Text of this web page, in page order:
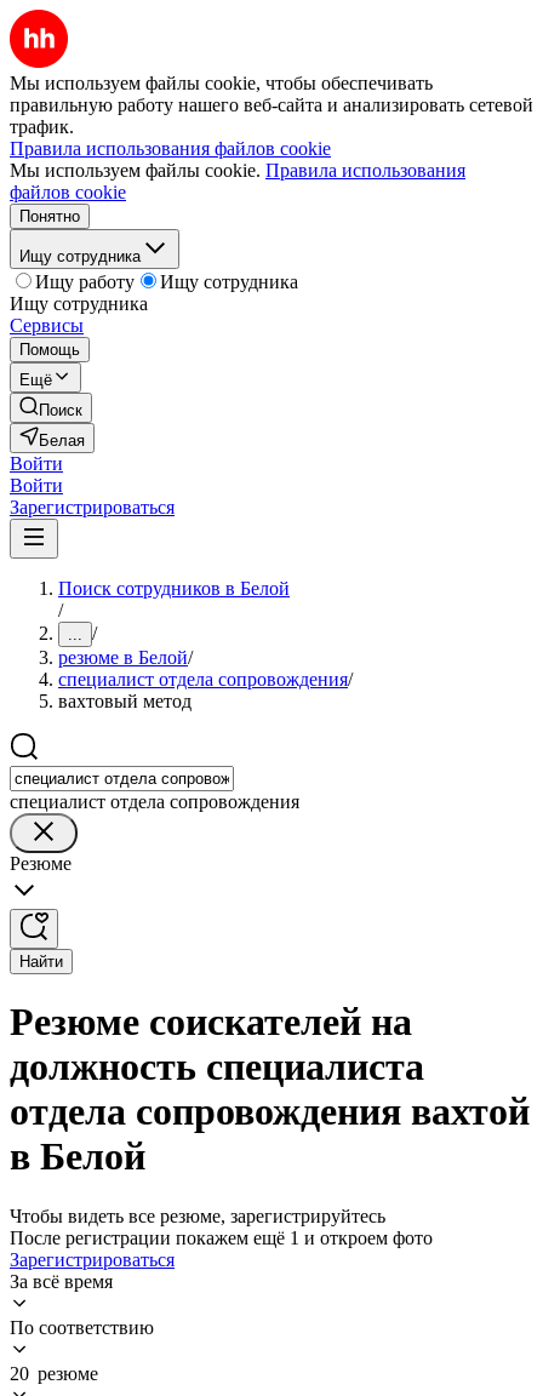
Мы используем файлы cookie, чтобы обеспечивать
правильную работу нашего веб-сайта и анализировать сетевой
трафик.
Правила использования файлов cookie
Мы используем файлы cookie. Правила использования
файлов cookie
Понятно
Ищу сотрудника
Ищу работу
Ищу сотрудника
Ищу сотрудника
Сервисы
Помощь
Ещё
Поиск
Белая
Войти
Войти
Зарегистрироваться
Поиск сотрудников в Белой
/
... /
резюме в Белой/
специалист отдела сопровождения/
вахтовый метод
специалист отдела сопровождения
Резюме
Найти
Резюме соискателей на
должность специалиста
отдела сопровождения вахтой
в Белой
Чтобы видеть все резюме, зарегистрируйтесь
После регистрации покажем ещё 1 и откроем фото
Зарегистрироваться
За всё время
По соответствию
20 резюме